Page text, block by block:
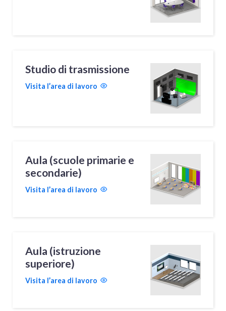
Studio di trasmissione
Visita l’area di lavoro
Aula (scuole primarie e
secondarie)
Visita l’area di lavoro
Aula (istruzione
superiore)
Visita l’area di lavoro